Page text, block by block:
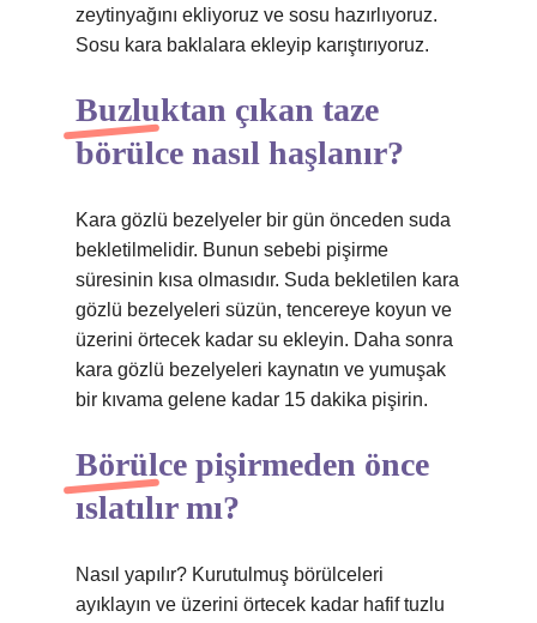
zeytinyağını ekliyoruz ve sosu hazırlıyoruz.
Sosu kara baklalara ekleyip karıştırıyoruz.
Buzluktan çıkan taze
börülce nasıl haşlanır?
Kara gözlü bezelyeler bir gün önceden suda
bekletilmelidir. Bunun sebebi pişirme
süresinin kısa olmasıdır. Suda bekletilen kara
gözlü bezelyeleri süzün, tencereye koyun ve
üzerini örtecek kadar su ekleyin. Daha sonra
kara gözlü bezelyeleri kaynatın ve yumuşak
bir kıvama gelene kadar 15 dakika pişirin.
Börülce pişirmeden önce
ıslatılır mı?
Nasıl yapılır? Kurutulmuş börülceleri
ayıklayın ve üzerini örtecek kadar hafif tuzlu